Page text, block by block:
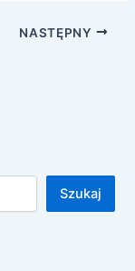
NASTĘPNY
Szukaj